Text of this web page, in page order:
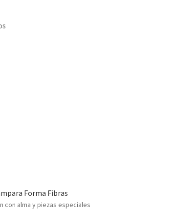
Forma Fibras
con alma y piezas especiales